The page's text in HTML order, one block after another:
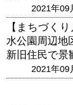
2021年09
【まちづく
水公園周辺地
新旧住民で景
2021年09